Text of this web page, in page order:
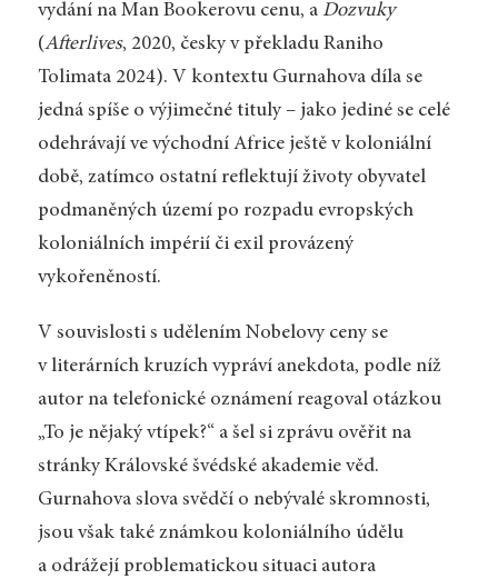
vydání na Man Bookerovu cenu, a Dozvuky
(Afterlives, 2020, česky v překladu Raniho
Tolimata 2024). V kontextu Gurnahova díla se
jedná spíše o výjimečné tituly – jako jediné se celé
odehrávají ve východní Africe ještě v koloniální
době, zatímco ostatní reflektují životy obyvatel
podmaněných území po rozpadu evropských
koloniálních impérií či exil provázený
vykořeněností.
V souvislosti s udělením Nobelovy ceny se
v literárních kruzích vypráví anekdota, podle níž
autor na telefonické oznámení reagoval otázkou
„To je nějaký vtípek?“ a šel si zprávu ověřit na
stránky Královské švédské akademie věd.
Gurnahova slova svědčí o nebývalé skromnosti,
jsou však také známkou koloniálního údělu
a odrážejí problematickou situaci autora